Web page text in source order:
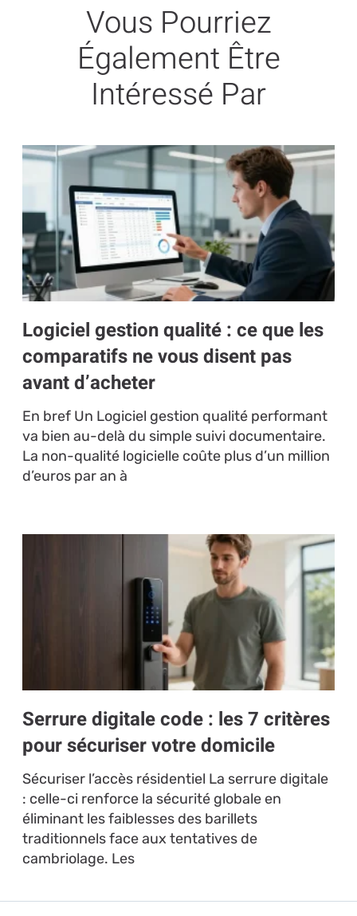
Vous Pourriez
Également Être
Intéressé Par
Logiciel gestion qualité : ce que les
comparatifs ne vous disent pas
avant d’acheter
En bref Un Logiciel gestion qualité performant
va bien au-delà du simple suivi documentaire.
La non-qualité logicielle coûte plus d’un million
d’euros par an à
Serrure digitale code : les 7 critères
pour sécuriser votre domicile
Sécuriser l’accès résidentiel La serrure digitale
: celle-ci renforce la sécurité globale en
éliminant les faiblesses des barillets
traditionnels face aux tentatives de
cambriolage. Les